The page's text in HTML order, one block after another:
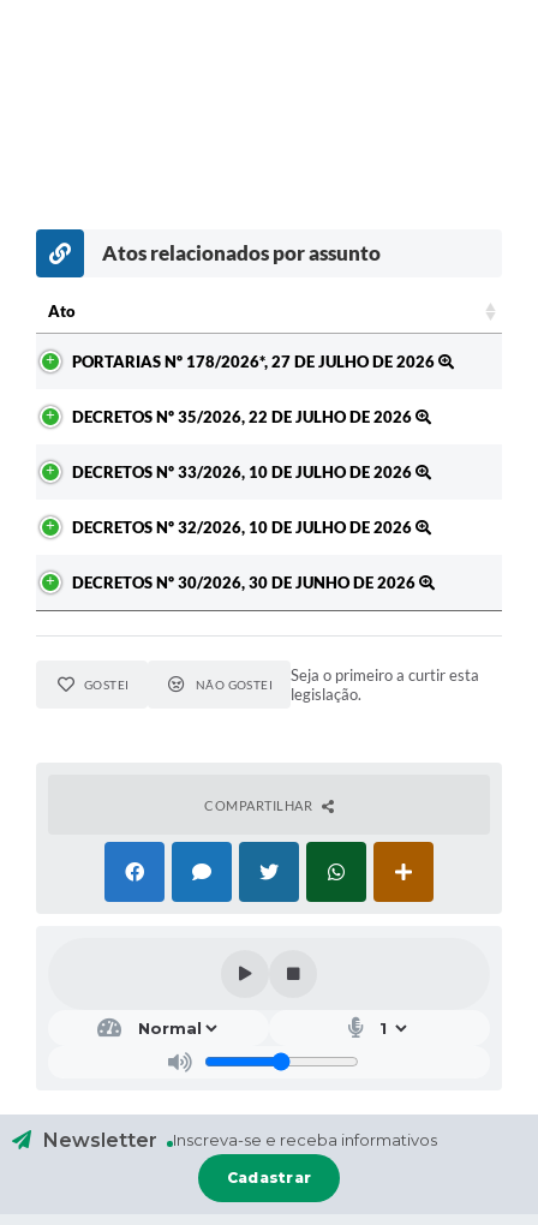
Atos relacionados por assunto
Ato
PORTARIAS Nº 178/2026*, 27 DE JULHO DE 2026
DECRETOS Nº 35/2026, 22 DE JULHO DE 2026
DECRETOS Nº 33/2026, 10 DE JULHO DE 2026
DECRETOS Nº 32/2026, 10 DE JULHO DE 2026
DECRETOS Nº 30/2026, 30 DE JUNHO DE 2026
GOSTEI NÃO GOSTEI
Seja o primeiro a curtir esta
legislação.
COMPARTILHAR
Newsletter Inscreva-se e receba informativos
Cadastrar